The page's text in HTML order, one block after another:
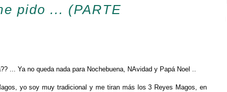
pido ... (PARTE
... Ya no queda nada para Nochebuena, NAvidad y Papá Noel ..
yo soy muy tradicional y me tiran más los 3 Reyes Magos, en